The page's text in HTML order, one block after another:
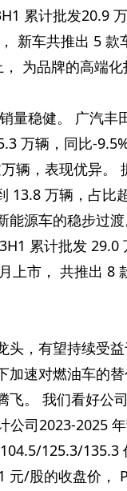
累计批发20.9
新车共推出 5
为品牌的高端化
量稳健。 广汽丰
万辆，同比-
辆，表现优异
13.8 万辆，占比
能源车的稳步过
累计批发
上市， 共推出
头，有望持续受
加速对燃油车的
飞。 我们看好公
公司2023-2025
125.3/
元/股的收盘价，